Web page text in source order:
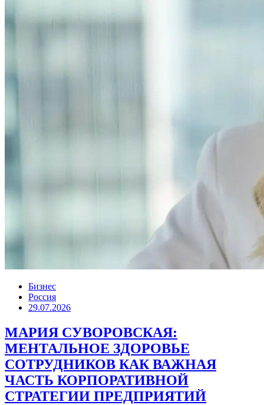
Бизнес
Россия
29.07.2026
МАРИЯ СУВОРОВСКАЯ:
МЕНТАЛЬНОЕ ЗДОРОВЬЕ
СОТРУДНИКОВ КАК ВАЖНАЯ
ЧАСТЬ КОРПОРАТИВНОЙ
СТРАТЕГИИ ПРЕДПРИЯТИЙ